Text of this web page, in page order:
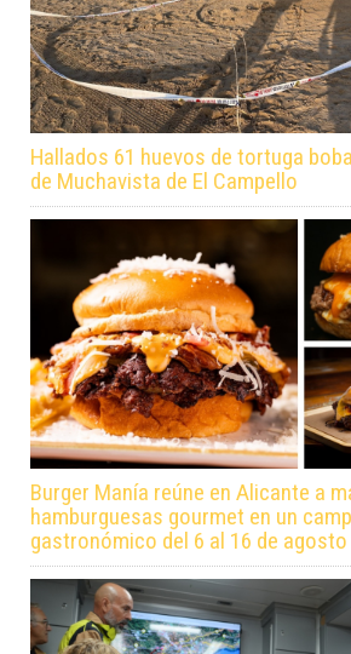
Hallados 61 huevos de tortuga
de Muchavista de El Campello
Burger Manía reúne en Alicante a
hamburguesas gourmet en un
gastronómico del 6 al 16 de agosto